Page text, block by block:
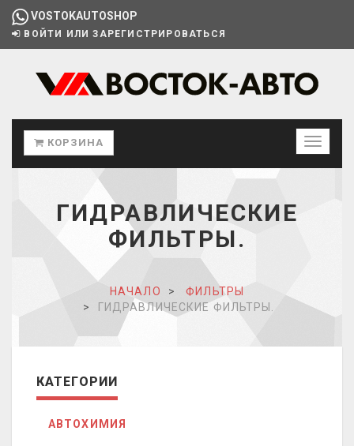
VOSTOKAUTOSHOP
ВОЙТИ ИЛИ ЗАРЕГИСТРИРОВАТЬСЯ
КОРЗИНА
ГИДРАВЛИЧЕСКИЕ
ФИЛЬТРЫ.
НАЧАЛО
ФИЛЬТРЫ
ГИДРАВЛИЧЕСКИЕ ФИЛЬТРЫ.
КАТЕГОРИИ
АВТОХИМИЯ